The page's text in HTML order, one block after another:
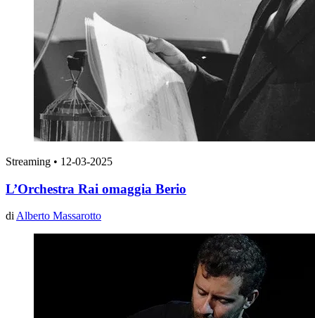
Streaming • 12-03-2025
L’Orchestra Rai omaggia Berio
di Alberto Massarotto